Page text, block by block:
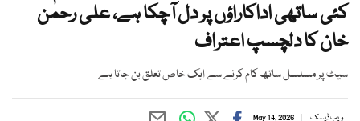
کئی ساتھی اداکاراؤں پر دل آچکا ہے، علی رحمٰن
خان کا دلچسپ اعتراف
سیٹ پر مسلسل ساتھ کام کرنے سے ایک خاص تعلق بن جاتا ہے
ویب ڈیسک May 14, 2026